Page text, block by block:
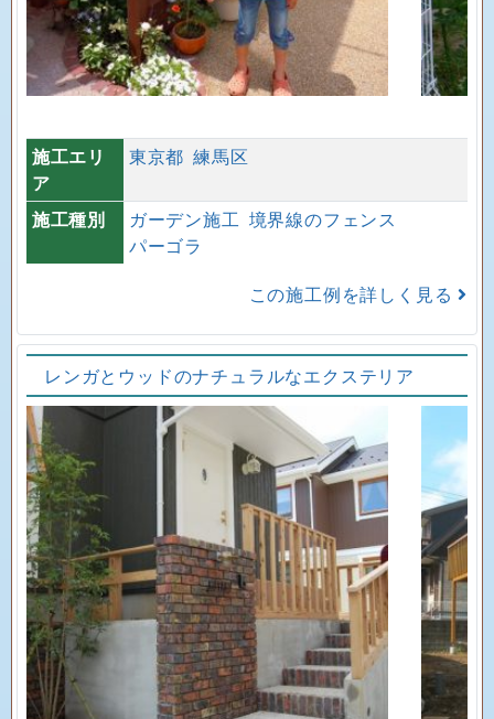
施工エリ
ア
東京都 練馬区
施工種別 ガーデン施工 境界線のフェンス
パーゴラ
この施工例を詳しく見る
レンガとウッドのナチュラルなエクステリア